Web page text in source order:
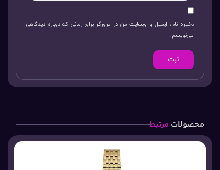
ذخیره نام، ایمیل و وبسایت من در مرورگر برای زمانی که دوباره دیدگاهی
می‌نویسم.
محصولات مرتبط